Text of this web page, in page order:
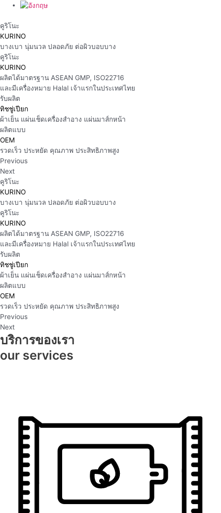
คูริโนะ
KURINO
บางเบา นุ่มนวล ปลอดภัย ต่อผิวบอบบาง
คูริโนะ
KURINO
ผลิตได้มาตรฐาน ASEAN GMP, ISO22716
และมีเครื่องหมาย Halal เจ้าแรกในประเทศไทย
รับผลิต
ทิชชู่เปียก
ผ้าเย็น แผ่นเช็ดเครื่องสำอาง แผ่นมาส์กหน้า
ผลิตแบบ
OEM
รวดเร็ว ประหยัด คุณภาพ ประสิทธิภาพสูง
Previous
Next
คูริโนะ
KURINO
บางเบา นุ่มนวล ปลอดภัย ต่อผิวบอบบาง
คูริโนะ
KURINO
ผลิตได้มาตรฐาน ASEAN GMP, ISO22716
และมีเครื่องหมาย Halal เจ้าแรกในประเทศไทย
รับผลิต
ทิชชู่เปียก
ผ้าเย็น แผ่นเช็ดเครื่องสำอาง แผ่นมาส์กหน้า
ผลิตแบบ
OEM
รวดเร็ว ประหยัด คุณภาพ ประสิทธิภาพสูง
Previous
Next
บริการของเรา
our services